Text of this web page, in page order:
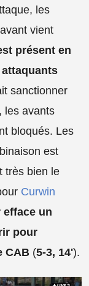
les
vient
présent en
sanctionner
les avants
bloqués. Les
est
très bien le
Curwin
efface un
pour
CAB (5-3, 14').